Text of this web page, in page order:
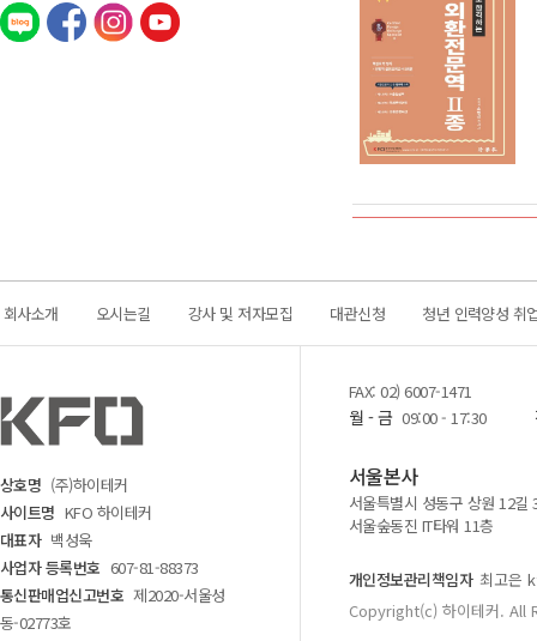
회사소개 오시는길 강사 및 저자모집 대관신청 청년 인력양성 취
상호명 (주)하이테커
사이트명 KFO 하이테커
대표자 백성욱
사업자 등록번호 607-81-88373
통신판매업신고번호 제2020-서울성
동-02773호
FAX: 02) 6007-1471
월 - 금 09:00 - 17:30
서울본사
서울특별시 성동구 상원 12길
서울숲동진 IT타워 11층
개인정보관리책임자 최고은
Copyright(c) 하이테커.